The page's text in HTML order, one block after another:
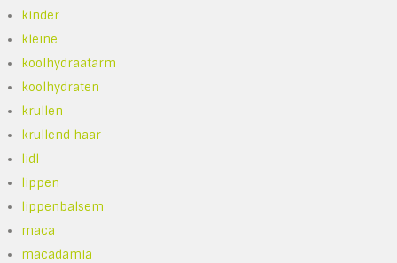
kinder
kleine
koolhydraatarm
koolhydraten
krullen
krullend haar
lidl
lippen
lippenbalsem
maca
macadamia